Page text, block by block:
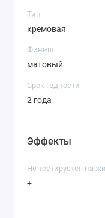
Тип
кремовая
Финиш
матовый
Срок годности
2 года
Эффекты
Не тестируется на
+